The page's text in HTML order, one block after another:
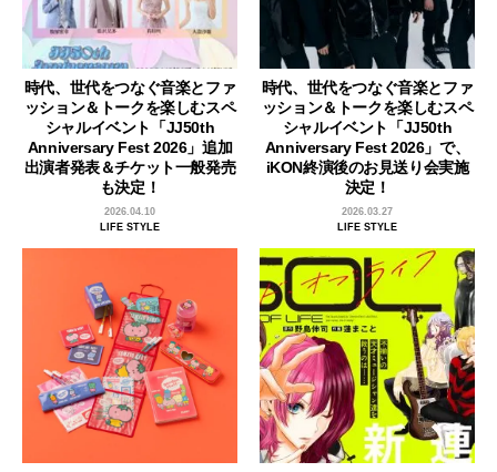
時代、世代をつなぐ音楽とファ
ッション＆トークを楽しむスペ
シャルイベント「JJ50th
Anniversary Fest 2026」追加
出演者発表＆チケット一般発売
も決定！
2026.04.10
LIFE STYLE
時代、世代をつなぐ音楽とファ
ッション＆トークを楽しむスペ
シャルイベント「JJ50th
Anniversary Fest 2026」で、
iKON終演後のお見送り会実施
決定！
2026.03.27
LIFE STYLE